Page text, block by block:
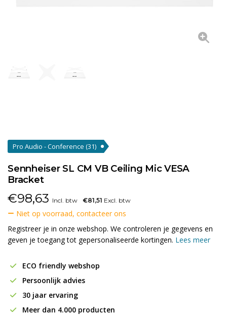
Pro Audio - Conference (31)
Sennheiser SL CM VB Ceiling Mic VESA
Bracket
€98,63 Incl. btw €81,51 Excl. btw
Niet op voorraad, contacteer ons
Registreer je in onze webshop. We controleren je gegevens en
geven je toegang tot gepersonaliseerde kortingen. Lees meer
ECO friendly webshop
Persoonlijk advies
30 jaar ervaring
Meer dan 4.000 producten